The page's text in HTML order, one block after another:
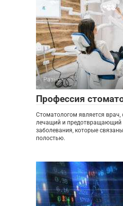
Разное
Профессия
Стоматологом является
лечащий и предотвращающий
заболевания, которые
полостью.